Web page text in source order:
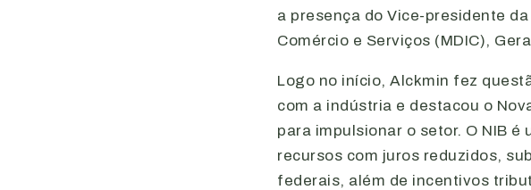
a presença do Vice-presidente
Comércio e Serviços (MDIC),
Logo no início, Alckmin fez
com a indústria e destacou o
para impulsionar o setor. O NIB
recursos com juros reduzidos,
federais, além de incentivos